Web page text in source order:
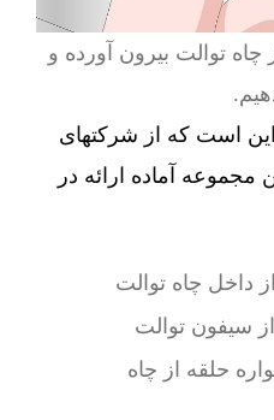
چاه توالت بیرون آورده و
است که از شرکتهای
مجموعه آماده ارائه در
داخل چاه توالت
سیفون توالت
حلقه از چاه